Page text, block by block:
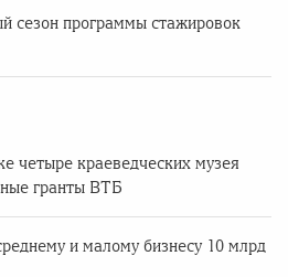
сезон программы стажировок
четыре краеведческих музея
гранты ВТБ
и малому бизнесу 10 млрд